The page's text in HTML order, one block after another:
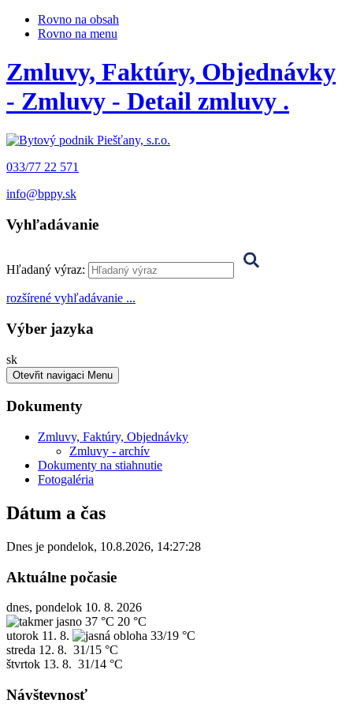
Rovno na obsah
Rovno na menu
Zmluvy, Faktúry, Objednávky
- Zmluvy - Detail zmluvy .
033/77 22 571
info@bppy.sk
Vyhľadávanie
Hľadaný výraz:
rozšírené vyhľadávanie ...
Výber jazyka
skSlovensky
Otevřit navigaci Menu
Dokumenty
Zmluvy, Faktúry, Objednávky
Zmluvy - archív
Dokumenty na stiahnutie
Fotogaléria
Dátum a čas
Dnes je pondelok, 10.8.2026, 14:27:28
Aktuálne počasie
dnes, pondelok 10. 8. 2026
37 °C 20 °C
utorok 11. 8.
33/19 °C
streda 12. 8.
štvrtok 13. 8.
Návštevnosť